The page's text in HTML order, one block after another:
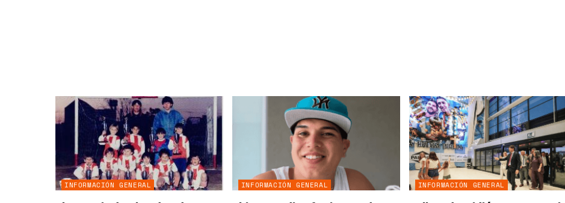
INFORMACIÓN GENERAL INFORMACIÓN GENERAL INFORMACIÓN GENERAL